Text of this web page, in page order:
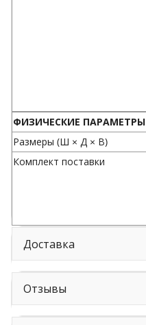
ФИЗИЧЕСКИЕ ПАРАМЕТРЫ
Размеры (Ш × Д × В)
Комплект поставки
Доставка
Отзывы